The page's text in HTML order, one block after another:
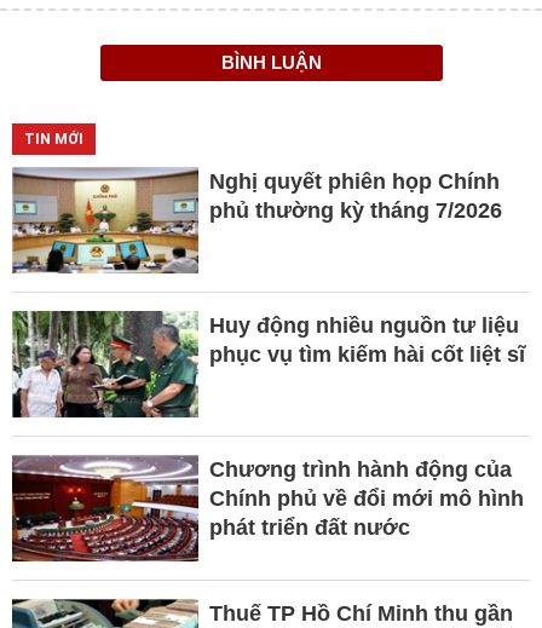
BÌNH LUẬN
TIN MỚI
Nghị quyết phiên họp Chính
phủ thường kỳ tháng 7/2026
Huy động nhiều nguồn tư liệu
phục vụ tìm kiếm hài cốt liệt sĩ
Chương trình hành động của
Chính phủ về đổi mới mô hình
phát triển đất nước
Thuế TP Hồ Chí Minh thu gần